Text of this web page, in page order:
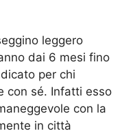
leggero
dai 6 mesi fino
per chi
con sé. Infatti esso
con la
in città